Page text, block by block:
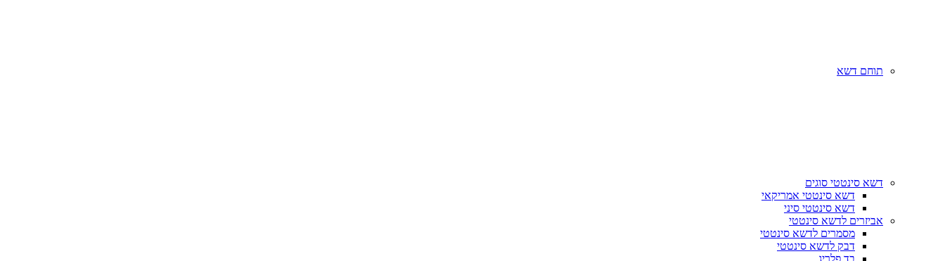
תוחם דשא
דשא סינטטי סוגים
דשא סינטטי אמריקאי
דשא סינטטי סיני
אביזרים לדשא סינטטי
מסמרים לדשא סינטטי
דבק לדשא סינטטי
בד פלריג